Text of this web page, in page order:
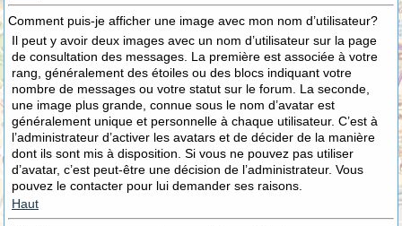
Comment puis-je afficher une image avec mon nom d’utilisateur?
Il peut y avoir deux images avec un nom d’utilisateur sur la page
de consultation des messages. La première est associée à votre
rang, généralement des étoiles ou des blocs indiquant votre
nombre de messages ou votre statut sur le forum. La seconde,
une image plus grande, connue sous le nom d’avatar est
généralement unique et personnelle à chaque utilisateur. C’est à
l’administrateur d’activer les avatars et de décider de la manière
dont ils sont mis à disposition. Si vous ne pouvez pas utiliser
d’avatar, c’est peut-être une décision de l’administrateur. Vous
pouvez le contacter pour lui demander ses raisons.
Haut